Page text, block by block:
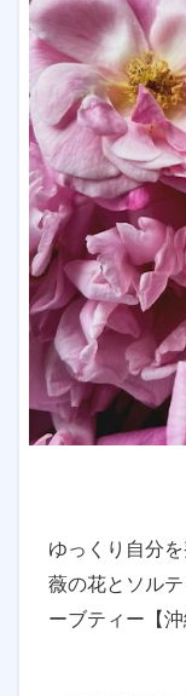
ゆっくり自分
薇の花とソル
ーブティー【沖